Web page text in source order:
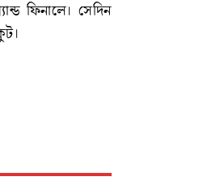
ফিনালে। সেদিন